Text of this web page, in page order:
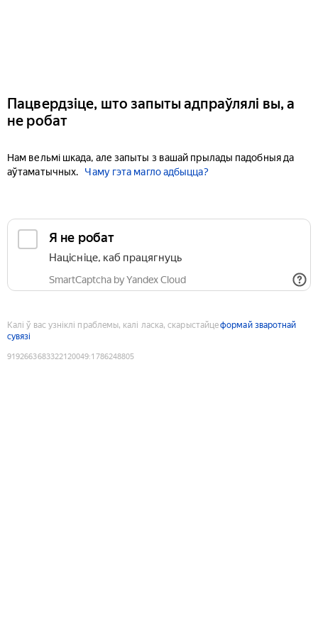
Пацвердзіце, што запыты адпраўлялі вы, а
не робат
Нам вельмі шкада, але запыты з вашай прылады падобныя да
аўтаматычных.
Чаму гэта магло адбыцца?
Я не робат
Націсніце, каб працягнуць
SmartCaptcha by Yandex Cloud
Калі ў вас узніклі праблемы, калі ласка, скарыстайцеформай зваротнай
сувязі
9192663683322120049:1786248805